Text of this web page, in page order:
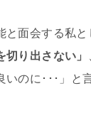
面会する私
切り出さない」
いのに･･･」と